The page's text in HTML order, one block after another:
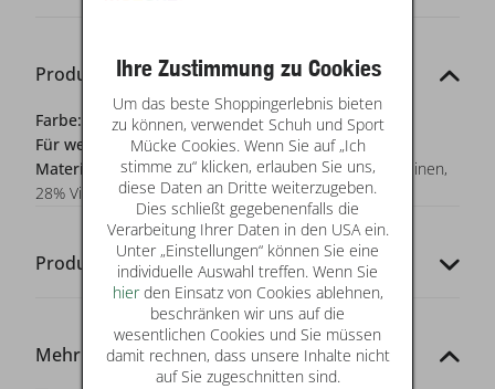
Produkt-Details
Farbe:
grün
Für wen?:
Damen
Materialzusammensetzung: 42% Baumwolle, 30% Leinen,
28% Viskose
Produkt-Codes
Mehr von dieser Marke
Ihre Zustimmung zu Cookies
Um das beste Shoppingerlebnis bieten
zu können, verwendet Schuh und Sport
Mücke Cookies. Wenn Sie auf „Ich
stimme zu“ klicken, erlauben Sie uns,
diese Daten an Dritte weiterzugeben.
Dies schließt gegebenenfalls die
Verarbeitung Ihrer Daten in den USA ein.
Unter „Einstellungen“ können Sie eine
individuelle Auswahl treffen. Wenn Sie
hierden Einsatz von Cookies ablehnen,
beschränken wir uns auf die
wesentlichen Cookies und Sie müssen
damit rechnen, dass unsere Inhalte nicht
auf Sie zugeschnitten sind.